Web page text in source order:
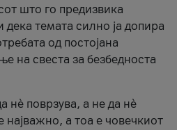
што го предизвика
дека темата силно ја допира
од постојана
на свеста за безбедноста
нè поврзува, а не да нè
најважно, а тоа е човечкиот